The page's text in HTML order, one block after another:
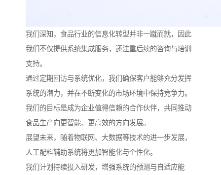
我们深知，食品行业的信息化转型并非一蹴而就，因此
我们不仅提供系统集成服务，还注重后续的咨询与培训
支持。
通过定期回访与系统优化，我们确保客户能够充分发挥
系统的潜力，并在不断变化的市场环境中保持竞争力。
我们的目标是成为企业值得信赖的合作伙伴，共同推动
食品生产向更智能、更高效的方向发展。
展望未来，随着物联网、大数据等技术的进一步发展，
人工配料辅助系统将更加智能化与个性化。
我们计划持续投入研发，增强系统的预测与自适应能